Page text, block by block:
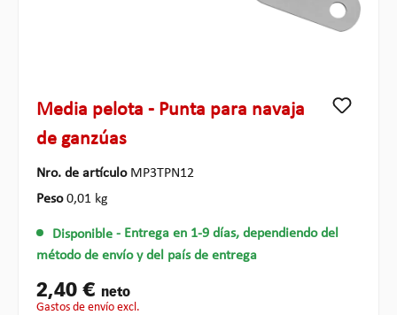
Media pelota - Punta para navaja
de ganzúas
Nro. de artículo MP3TPN12
Peso0,01 kg
Disponible - Entrega en 1-9 días, dependiendo del
método de envío y del país de entrega
2,40 € neto
gastos de envío excl.